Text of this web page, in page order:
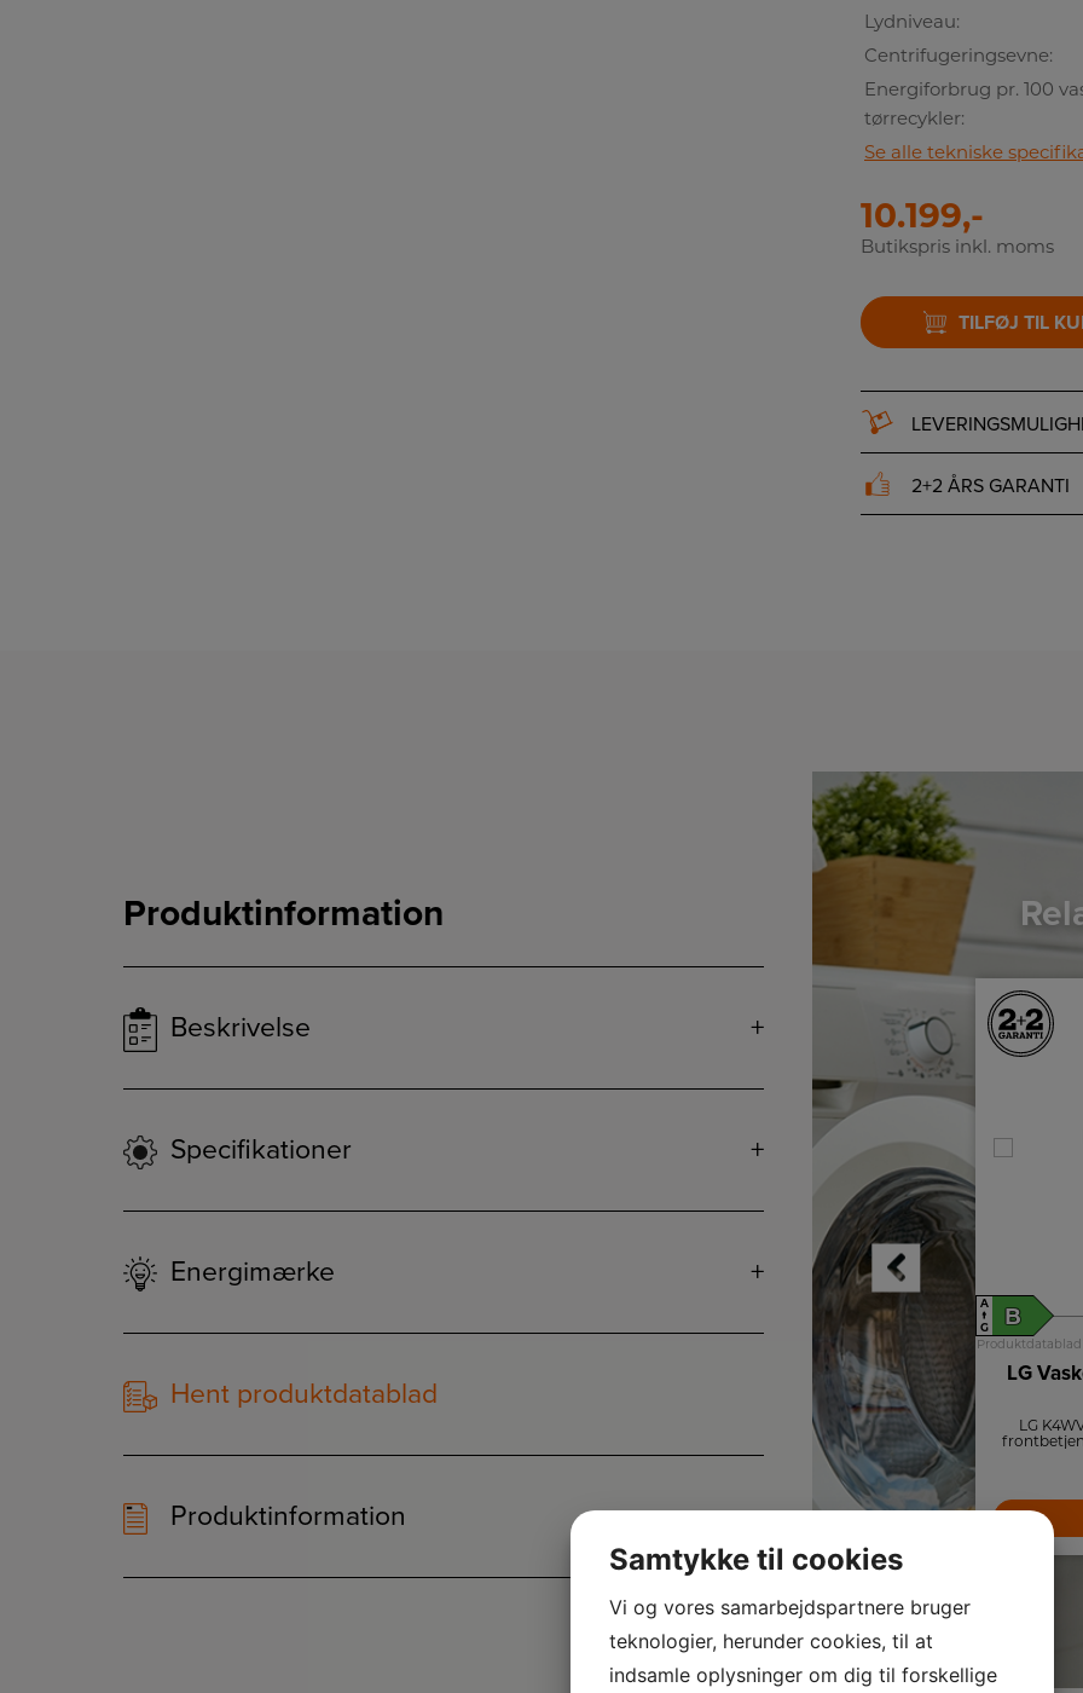
Lydniveau:
Centrifugeringsevne:
Energiforbrug pr. 100
tørrecykler:
Se alle tekniske
10.199,-
Butikspris inkl. moms
TILFØJ TIL
2+2 ÅRS GARANTI
Produktinformation
Beskrivelse
Specifikationer
Energimærke
Hent produktdatablad
Produktinformation
Witt Induktionskogeplade
Intelligent induktionskogeplade med
automatisk zoneaktivering, 78 cm bred,
facetslebet glaskant og rødt display.
LÆG I KURV
A
↑
G
B
Produktdatablad
LG
LG
ThinQ.
Samtykke til cookies
Vi og vores samarbejdspartnere bruger
teknologier, herunder cookies, til at
indsamle oplysninger om dig til forskellige